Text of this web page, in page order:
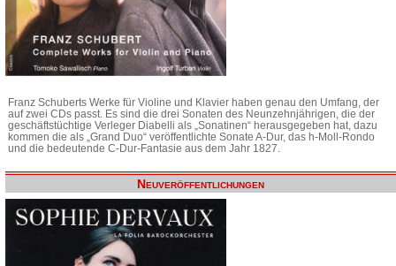
Franz Schuberts Werke für Violine und Klavier haben genau den Umfang, der
auf zwei CDs passt. Es sind die drei Sonaten des Neunzehnjährigen, die der
geschäftstüchtige Verleger Diabelli als „Sonatinen“ herausgegeben hat, dazu
kommen die als „Grand Duo“ veröffentlichte Sonate A-Dur, das h-Moll-Rondo
und die bedeutende C-Dur-Fantasie aus dem Jahr 1827.
Neuveröffentlichungen